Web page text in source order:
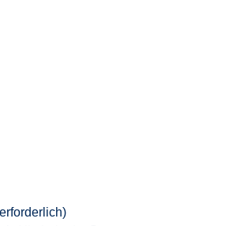
erforderlich)